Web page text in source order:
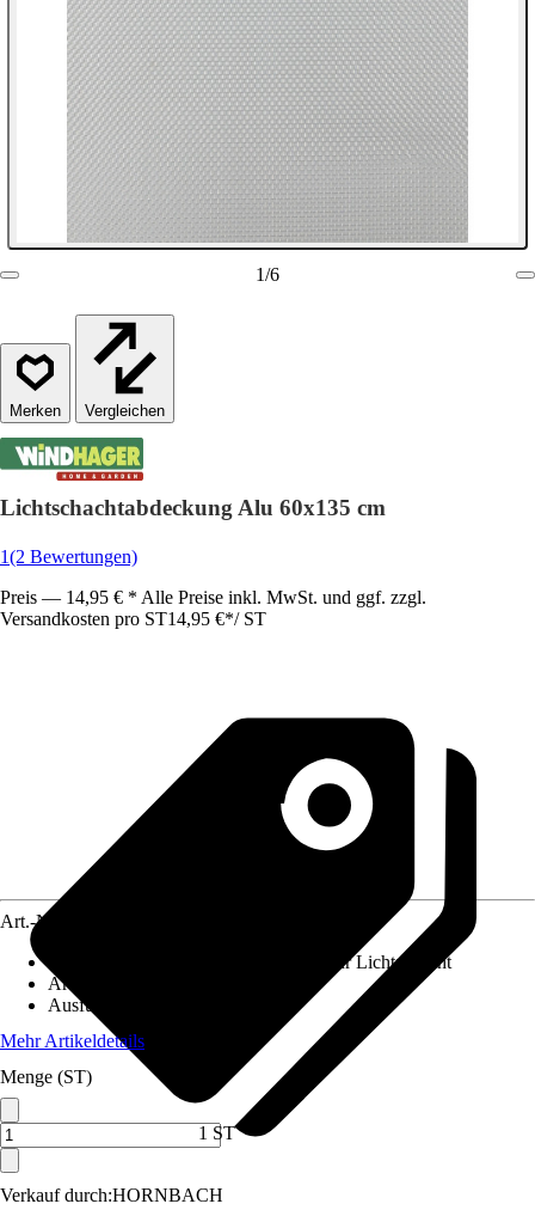
1/6
Vergleichen
Lichtschachtabdeckung Alu 60x135 cm
1(2 Bewertungen)
Preis — 14,95 € * Alle Preise inkl. MwSt. und ggf. zzgl.
Versandkosten pro ST14,95 €*/ ST
Verkauf durch:HORNBACH
Art.-Nr.
Insektenschutz für Lichtschacht
Artikeltyp
Ausführung
Mehr Artikeldetails
Menge (ST)
1 ST